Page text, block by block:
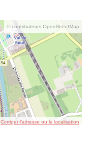
© contributeurs OpenStreetMap
Corriger l’adresse ou la localisation